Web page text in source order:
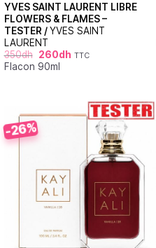
YVES SAINT LAURENT LIBRE
FLOWERS & FLAMES –
TESTER /YVES SAINT
LAURENT
350dh 260dh TTC
Flacon 90ml
-26%